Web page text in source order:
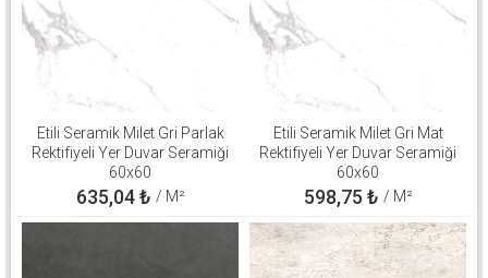
Etili Seramik Milet Gri Parlak
Rektifiyeli Yer Duvar Seramiği
60x60
635,04₺ / M²
Etili Seramik Milet Gri Mat
Rektifiyeli Yer Duvar Seramiği
60x60
598,75 ₺ / M²